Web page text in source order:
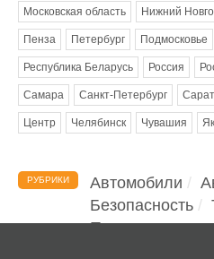
Московская область Нижний
Пенза Петербург Подмосковье
Республика Беларусь Россия
Самара Санкт-Петербург
Центр Челябинск Чувашия
РУБРИКИ Автомобили
Безопасность
Помощь